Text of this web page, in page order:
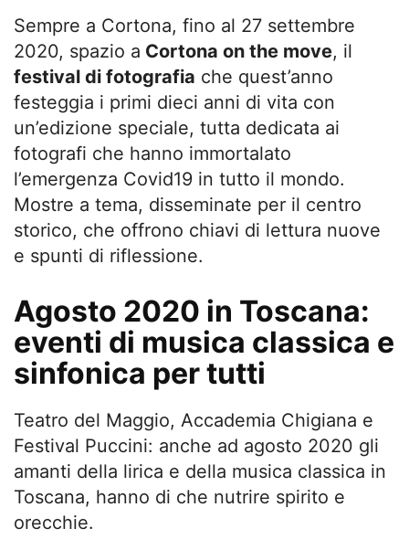
Sempre a Cortona, fino al 27 settembre
2020, spazio a Cortona on the move, il
festival di fotografia che quest’anno
festeggia i primi dieci anni di vita con
un’edizione speciale, tutta dedicata ai
fotografi che hanno immortalato
l’emergenza Covid19 in tutto il mondo.
Mostre a tema, disseminate per il centro
storico, che offrono chiavi di lettura nuove
e spunti di riflessione.
Agosto 2020 in Toscana:
eventi di musica classica e
sinfonica per tutti
Teatro del Maggio, Accademia Chigiana e
Festival Puccini: anche ad agosto 2020 gli
amanti della lirica e della musica classica in
Toscana, hanno di che nutrire spirito e
orecchie.